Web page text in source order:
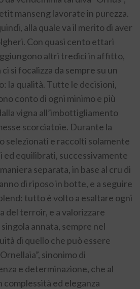
manseng lavorate in purezza.
alla quale va il merito di aver
Con quasi cento ettari
altri tredici in affitto,
si focalizza da sempre su un
la qualità. Tutte le decisioni,
conto di ogni minimo e più
vigna all’imbottigliamento
scorciatoie. Durante la
selezionati e raccolti solamente
ed equilibrati, successivamente
separata, in base al cru di
di riposo in botte, e a seguire
tutto è volto a esaltare ogni
del terroir, e a valorizzare
annata, sempre nel
di quello che può essere
sinonimo di
e determinazione, che al
complessità ed eleganza